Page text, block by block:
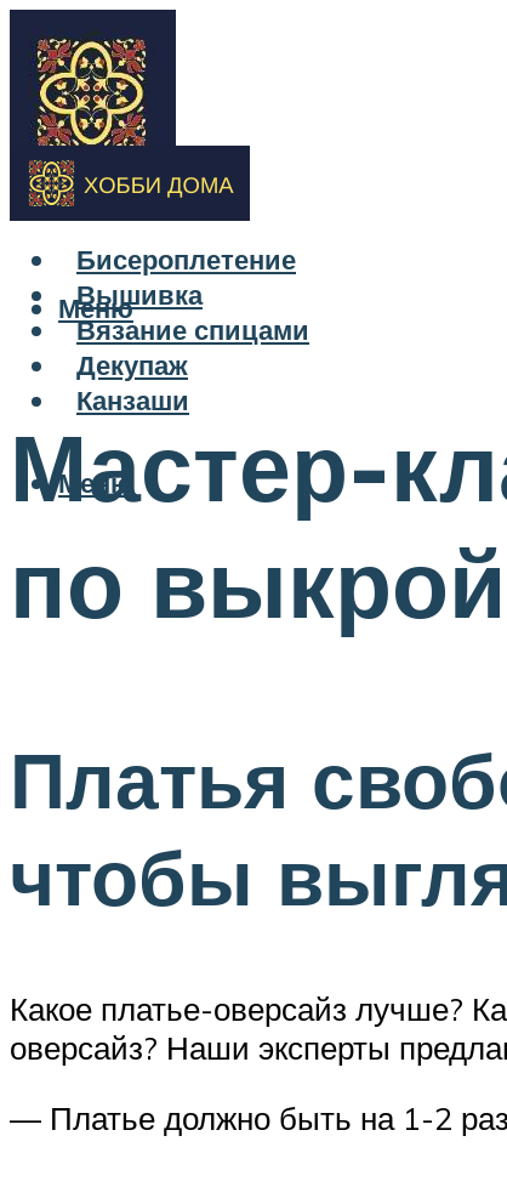
Бисероплетение
Вышивка
Вязание спицами
Декупаж
Канзаши
Меню
Меню
Мастер-
по
Платья
чтобы
Какое платье-оверсайз лучше?
оверсайз? Наши эксперты
— Платье должно быть на 1-2